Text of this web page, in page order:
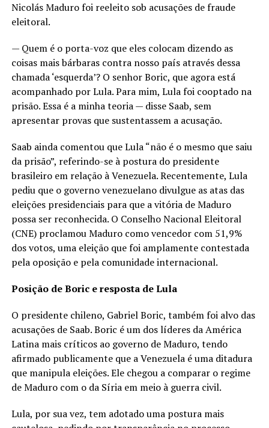
Nicolás Maduro foi reeleito sob acusações de fraude
eleitoral.
— Quem é o porta-voz que eles colocam dizendo as
coisas mais bárbaras contra nosso país através dessa
chamada ‘esquerda’? O senhor Boric, que agora está
acompanhado por Lula. Para mim, Lula foi cooptado na
prisão. Essa é a minha teoria — disse Saab, sem
apresentar provas que sustentassem a acusação.
Saab ainda comentou que Lula “não é o mesmo que saiu
da prisão”, referindo-se à postura do presidente
brasileiro em relação à Venezuela. Recentemente, Lula
pediu que o governo venezuelano divulgue as atas das
eleições presidenciais para que a vitória de Maduro
possa ser reconhecida. O Conselho Nacional Eleitoral
(CNE) proclamou Maduro como vencedor com 51,9%
dos votos, uma eleição que foi amplamente contestada
pela oposição e pela comunidade internacional.
Posição de Boric e resposta de Lula
O presidente chileno, Gabriel Boric, também foi alvo das
acusações de Saab. Boric é um dos líderes da América
Latina mais críticos ao governo de Maduro, tendo
afirmado publicamente que a Venezuela é uma ditadura
que manipula eleições. Ele chegou a comparar o regime
de Maduro com o da Síria em meio à guerra civil.
Lula, por sua vez, tem adotado uma postura mais